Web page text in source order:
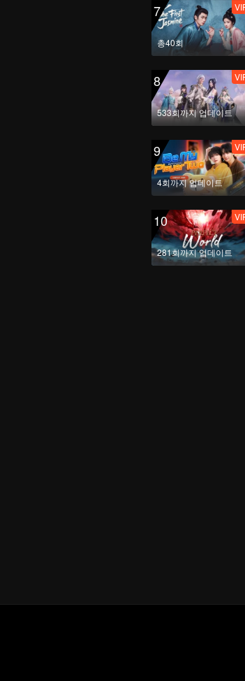
7
총40회
8
533회까지 업데이트
9
4회까지 업데이트
10
281회까지 업데이트